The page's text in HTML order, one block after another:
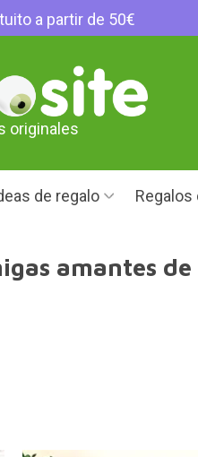
a partir de 50€
originales
de regalo
amantes